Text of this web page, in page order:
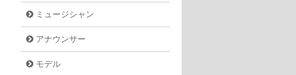
ミュージシャン
アナウンサー
モデル